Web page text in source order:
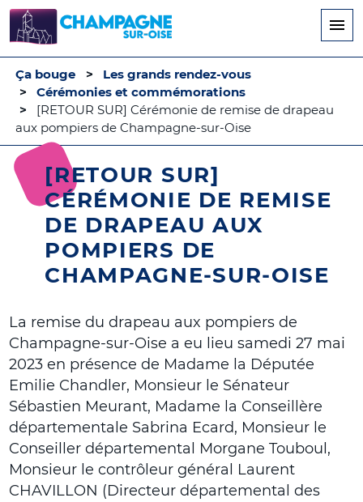
principal
Ça bouge
Les grands rendez-vous
Cérémonies et commémorations
[RETOUR SUR] Cérémonie de remise de drapeau
aux pompiers de Champagne-sur-Oise
[RETOUR SUR]
CÉRÉMONIE DE REMISE
DE DRAPEAU AUX
POMPIERS DE
CHAMPAGNE-SUR-OISE
La remise du drapeau aux pompiers de
Champagne-sur-Oise a eu lieu samedi 27 mai
2023 en présence de Madame la Députée
Emilie Chandler, Monsieur le Sénateur
Sébastien Meurant, Madame la Conseillère
départementale Sabrina Ecard, Monsieur le
Conseiller départemental Morgane Touboul,
Monsieur le contrôleur général Laurent
CHAVILLON (Directeur départemental des